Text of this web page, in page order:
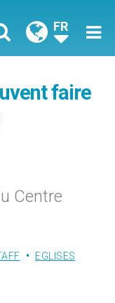
FR
faire
Centre
EGLISES